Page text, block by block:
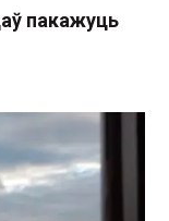
пакажуць